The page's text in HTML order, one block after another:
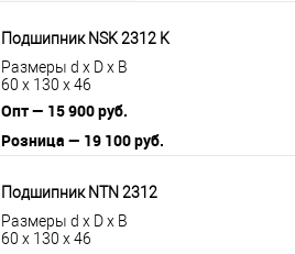
Подшипник NSK 2312 K
Размеры d x D x B
60 x 130 x 46
Опт — 15 900 руб.
Розница — 19 100 руб.
Подшипник NTN 2312
Размеры d x D x B
60 x 130 x 46